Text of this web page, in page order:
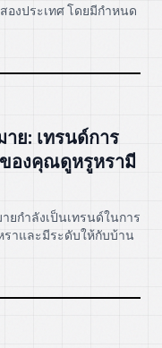
องประเทศ โดยมีกำหนด
ย: เทรนด์การ
องคุณดูหรูหรามี
ยกำลังเป็นเทรนด์ในการ
ราและมีระดับให้กับบ้าน